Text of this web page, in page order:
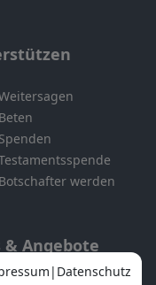
Beten
Spenden
Botschafter werden
& Angebote